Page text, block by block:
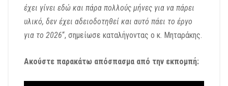
έχει γίνει εδώ και πάρα πολλούς μήνες για να πάρει
υλικό, δεν έχει αδειοδοτηθεί και αυτό πάει το έργο
για το 2026“, σημείωσε καταλήγοντας ο κ. Μηταράκης.
Ακούστε παρακάτω απόσπασμα από την εκπομπή: